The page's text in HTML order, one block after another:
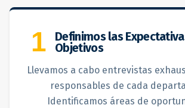
1
Definimos las
Objetivos
Llevamos a cabo entrevistas
responsables de cada
Identificamos áreas de